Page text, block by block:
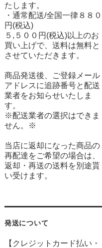
たします。
・通常配送/全国一律８８０
円(税込)
５,５００円(税込)以上のお
買い上げで、送料は無料と
させていただきます。
商品発送後、ご登録メール
アドレスに追跡番号と配送
業者をお知らせいたしま
す。
※配送業者の選択はできま
せん。※
当店に返却になった商品の
再配達をご希望の場合は、
返却・再送の送料を別途貰
い受けます。
発送について
【クレジットカード払い・